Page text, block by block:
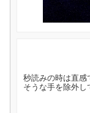
秒読みの時は直感
そうな手を除外し